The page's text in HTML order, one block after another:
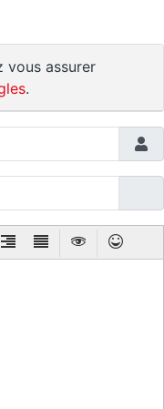
vous assurer
.